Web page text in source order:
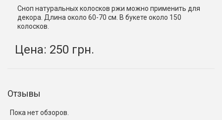
Сноп натуральных колосков ржи можно применить для
декора. Длина около 60-70 см. В букете около 150
колосков.
Цена: 250 грн.
Отзывы
Пока нет обзоров.